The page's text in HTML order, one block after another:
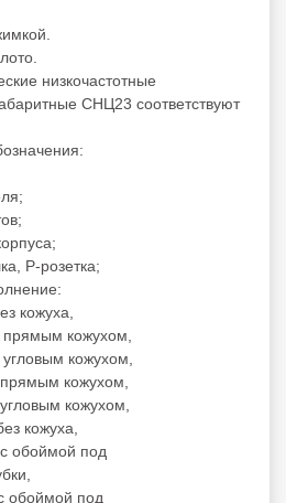
низкочастотные
СНЦ23 соответствуют
Р-розетка;
кожуха,
прямым кожухом,
кожухом,
кожухом,
кожухом,
кожуха,
обоймой под
обоймой под